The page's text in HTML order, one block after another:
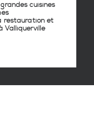
cuisines
restauration et
Valliquerville